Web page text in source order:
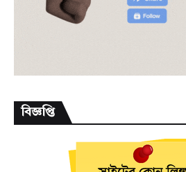
বিজ্ঞপ্তি